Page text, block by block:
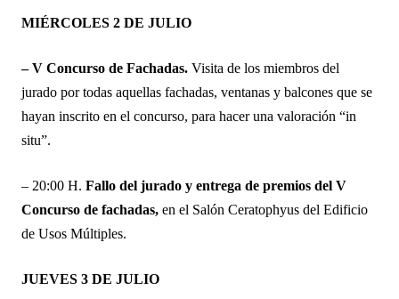
MIÉRCOLES 2 DE JULIO
– V Concurso de Fachadas. Visita de los miembros del
jurado por todas aquellas fachadas, ventanas y balcones que se
hayan inscrito en el concurso, para hacer una valoración “in
situ”.
– 20:00 H. Fallo del jurado y entrega de premios del V
Concurso de fachadas, en el Salón Ceratophyus del Edificio
de Usos Múltiples.
JUEVES 3 DE JULIO